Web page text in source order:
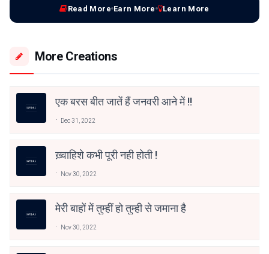
Read More Earn More Learn More
More Creations
एक बरस बीत जातें हैं जनवरी आने में !!
Dec 31, 2022
ख़्वाहिशे कभी पूरी नही होती !
Nov 30, 2022
मेरी बाहों में तुम्हीं हो तुम्ही से जमाना है
Nov 30, 2022